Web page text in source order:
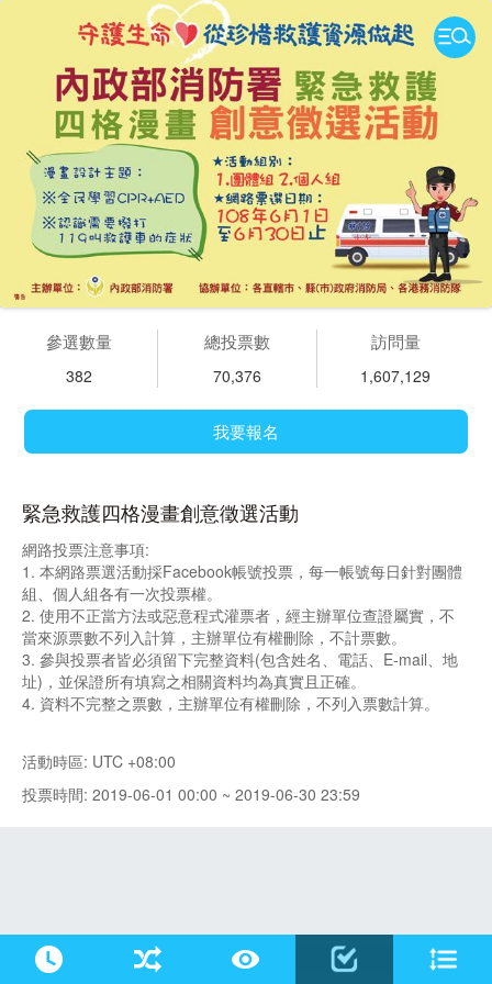
參選數量
382
總投票數
70,376
訪問量
1,607,129
我要報名
緊急救護四格漫畫創意徵選活動
網路投票注意事項:
1. 本網路票選活動採Facebook帳號投票，每一帳號每日針對團體
組、個人組各有一次投票權。
2. 使用不正當方法或惡意程式灌票者，經主辦單位查證屬實，不
當來源票數不列入計算，主辦單位有權刪除，不計票數。
3. 參與投票者皆必須留下完整資料(包含姓名、電話、E-mail、地
址)，並保證所有填寫之相關資料均為真實且正確。
4. 資料不完整之票數，主辦單位有權刪除，不列入票數計算。
活動時區: UTC +08:00
投票時間: 2019-06-01 00:00 ~ 2019-06-30 23:59